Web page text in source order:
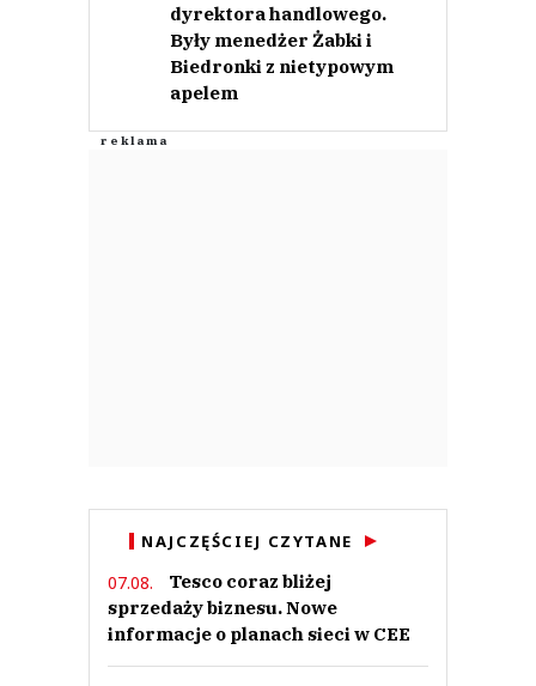
dyrektora handlowego.
Były menedżer Żabki i
Biedronki z nietypowym
apelem
NAJCZĘŚCIEJ CZYTANE
07.08.
Tesco coraz bliżej
sprzedaży biznesu. Nowe
informacje o planach sieci w CEE